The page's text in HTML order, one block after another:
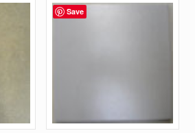
Save